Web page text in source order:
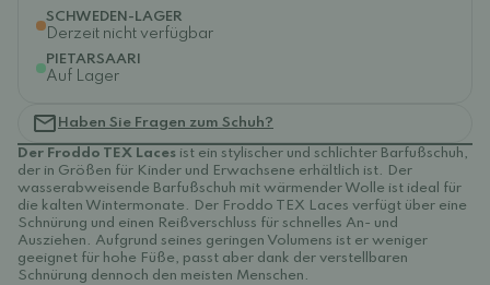
SCHWEDEN-LAGER
Derzeit nicht verfügbar
PIETARSAARI
Auf Lager
Haben Sie Fragen zum Schuh?
Der Froddo TEX Laces ist ein stylischer und schlichter Barfußschuh,
der in Größen für Kinder und Erwachsene erhältlich ist. Der
wasserabweisende Barfußschuh mit wärmender Wolle ist ideal für
die kalten Wintermonate. Der Froddo TEX Laces verfügt über eine
Schnürung und einen Reißverschluss für schnelles An- und
Ausziehen. Aufgrund seines geringen Volumens ist er weniger
geeignet für hohe Füße, passt aber dank der verstellbaren
Schnürung dennoch den meisten Menschen.